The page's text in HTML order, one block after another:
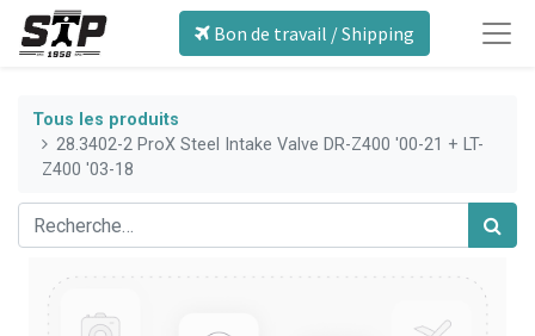
Bon de travail / Shipping
Tous les produits
28.3402-2 ProX Steel Intake Valve DR-Z400 '00-21 + LT-
Z400 '03-18